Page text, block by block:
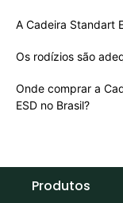
A Cadeira Standart
Os rodízios são
Onde comprar a
ESD no Brasil?
Produtos